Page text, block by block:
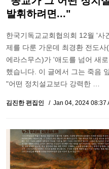
발휘하려면..."
한국기독교교회협의회 12월 '사
제를 다룬 가운데 최경환 전도
에라스무스)가 '애도를 넘어 새
했습니다. 이 글에서 그는 죽음
"어떤 정치설교보다 강력한 …
김진한 편집인 Jan 04, 2024 08:37